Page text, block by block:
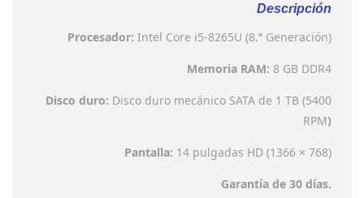
Descripción
Procesador: Intel Core i5-8265U (8.ª Generación)
Memoria RAM: 8 GB DDR4
Disco duro: Disco duro mecánico SATA de 1 TB (5400
RPM)
Pantalla: 14 pulgadas HD (1366 × 768)
Garantía de 30 días.